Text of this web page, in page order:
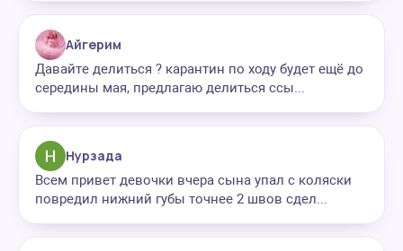
Айгерим
Давайте делиться ? карантин по ходу будет ещё до
середины мая, предлагаю делиться ссы...
Нурзада
Всем привет девочки вчера сына упал с коляски
повредил нижний губы точнее 2 швов сдел...